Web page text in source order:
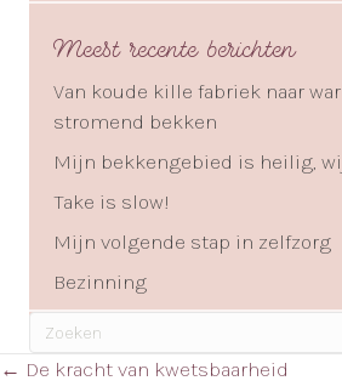
Meest recente berichten
Van koude kille fabriek naar
stromend bekken
Mijn bekkengebied is heilig,
Take is slow!
Mijn volgende stap in zelfzorg
Bezinning
Posts
← De kracht van kwetsbaarheid